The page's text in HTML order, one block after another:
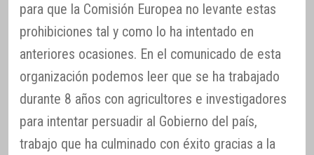
para que la Comisión Europea no levante estas
prohibiciones tal y como lo ha intentado en
anteriores ocasiones. En el comunicado de esta
organización podemos leer que se ha trabajado
durante 8 años con agricultores e investigadores
para intentar persuadir al Gobierno del país,
trabajo que ha culminado con éxito gracias a la